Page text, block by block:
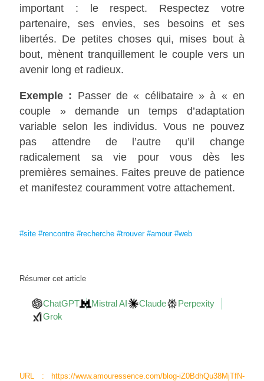
important : le respect. Respectez votre
partenaire, ses envies, ses besoins et ses
libertés. De petites choses qui, mises bout à
bout, mènent tranquillement le couple vers un
avenir long et radieux.
Exemple : Passer de « célibataire » à « en
couple » demande un temps d’adaptation
variable selon les individus. Vous ne pouvez
pas attendre de l’autre qu’il change
radicalement sa vie pour vous dès les
premières semaines. Faites preuve de patience
et manifestez couramment votre attachement.
#site #rencontre #recherche #trouver #amour #web
Résumer cet article
ChatGPT Mistral AI Claude
Perpexity
Grok
URL : https://www.amouressence.com/blog-iZ0BdhQu38MjTfN-